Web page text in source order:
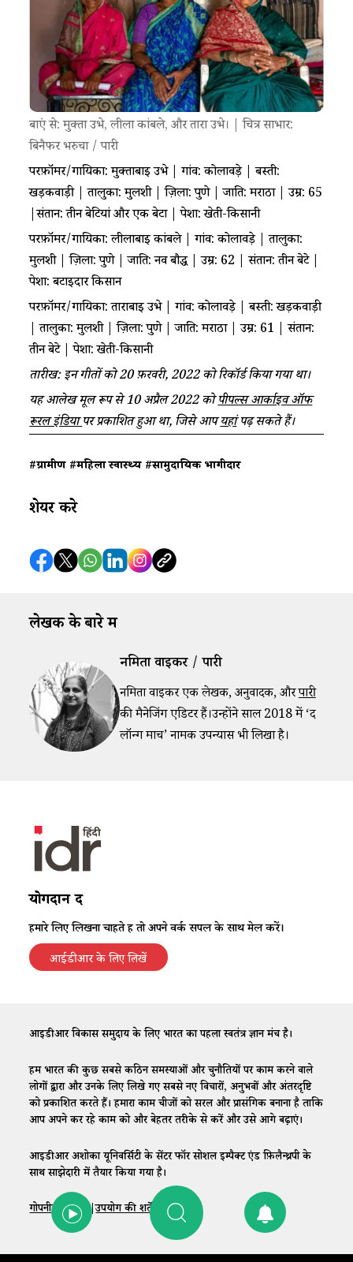
बाएं से: मुक्ता उभे, लीला कांबले, और तारा उभे। | चित्र साभार:
बिनैफर भरुचा / पारी
परफ़ॉर्मर/गायिका: मुक्ताबाई उभे | गांव: कोलावड़े | बस्ती:
खड़कवाड़ी | तालुका: मुलशी | ज़िला: पुणे | जाति: मराठा | उम्र: 65
|संतान: तीन बेटियां और एक बेटा | पेशा: खेती-किसानी
परफ़ॉर्मर/गायिका: लीलाबाई कांबले | गांव: कोलावड़े | तालुका:
मुलशी | ज़िला: पुणे | जाति: नव बौद्ध | उम्र: 62 | संतान: तीन बेटे |
पेशा: बटाईदार किसान
परफ़ॉर्मर/गायिका: ताराबाई उभे | गांव: कोलावड़े | बस्ती: खड़कवाड़ी
| तालुका: मुलशी | ज़िला: पुणे | जाति: मराठा | उम्र: 61 | संतान:
तीन बेटे | पेशा: खेती-किसानी
तारीख: इन गीतों को 20 फ़रवरी, 2022 को रिकॉर्ड किया गया था।
यह आलेख मूल रूप से 10 अप्रैल 2022 कोपीपल्स आर्काइव ऑफ
रूरल इंडियापर प्रकाशित हुआ था, जिसे आपयहांपढ़ सकते हैं।
#ग्रामीण #महिला स्वास्थ्य #सामुदायिक भागीदारी
शेयर करे
लेखक के बारे में
नमिता वाईकर / पारी
नमिता वाईकर एक लेखक, अनुवादक, औरपारी
की मैनेजिंग एडिटर हैं।उन्होंने साल 2018 में ‘द
लॉन्ग मार्च’ नामक उपन्यास भी लिखा है।
योगदान दें
हमारे लिए लिखना चाहते हैं तो अपने वर्क सैंपल के साथ मेल करें।
आईडीआर के लिए लिखें
आईडीआर विकास समुदाय के लिए भारत का पहला स्वतंत्र ज्ञान मंच है।
हम भारत की कुछ सबसे कठिन समस्याओं और चुनौतियों पर काम करने वाले
लोगों द्वारा और उनके लिए लिखे गए सबसे नए विचारों, अनुभवों और अंतरदृष्टि
को प्रकाशित करते हैं। हमारा काम चीजों को सरल और प्रासंगिक बनाना है ताकि
आप अपने कर रहे काम को और बेहतर तरीके से करें और उसे आगे बढ़ाएं।
आईडीआर अशोका यूनिवर्सिटी के सेंटर फॉर सोशल इम्पैक्ट एंड फ़िलैन्थ्रपी के
साथ साझेदारी में तैयार किया गया है।
गोपनीयता नीति |उपयोग की शर्तें संपर्क